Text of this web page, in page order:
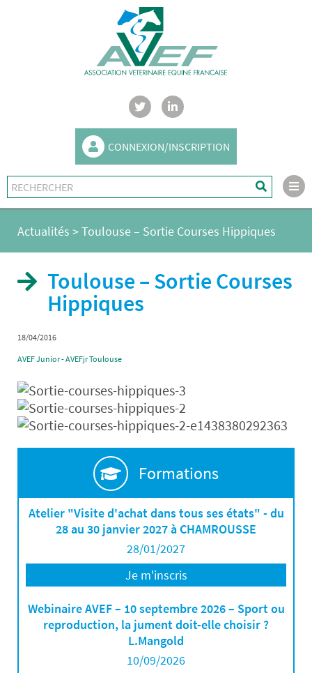
CONNEXION/INSCRIPTION
Actualités >Toulouse – Sortie Courses Hippiques
Toulouse – Sortie Courses
Hippiques
18/04/2016
AVEF Junior - AVEFjr Toulouse
Formations
Atelier "Visite d'achat dans tous ses états" - du
28 au 30 janvier 2027 à CHAMROUSSE
28/01/2027
Je m'inscris
Webinaire AVEF – 10 septembre 2026 – Sport ou
reproduction, la jument doit-elle choisir ?
L.Mangold
10/09/2026